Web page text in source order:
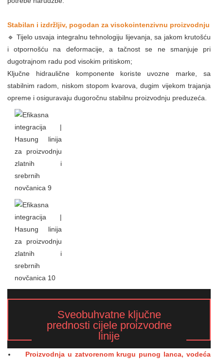
Stabilan i izdržljiv, pogodan za visokointenzivnu proizvodnju
🔹 Tijelo usvaja integralnu tehnologiju lijevanja, sa jakom krutošću
i otpornošću na deformacije, a tačnost se ne smanjuje pri
dugotrajnom radu pod visokim pritiskom;
Ključne hidraulične komponente koriste uvozne marke, sa
stabilnim radom, niskom stopom kvarova, dugim vijekom trajanja
opreme i osiguravaju dugoročnu stabilnu proizvodnju preduzeća.
Sveobuhvatne ključne
prednosti cijele proizvodne
linije
Proizvodnja u zatvorenom krugu punog lanca, vodeća